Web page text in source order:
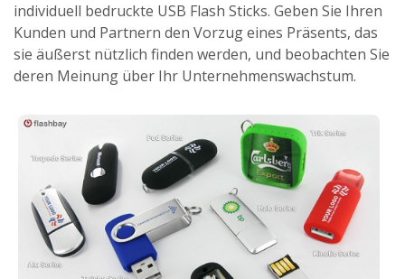
individuell bedruckte USB Flash Sticks. Geben Sie Ihren
Kunden und Partnern den Vorzug eines Präsents, das
sie äußerst nützlich finden werden, und beobachten Sie
deren Meinung über Ihr Unternehmenswachstum.